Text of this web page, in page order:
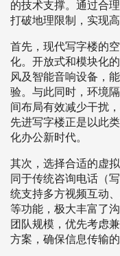
的技术支撑。通过合
打破地理限制，实现
首先，现代写字楼的
化。开放式和模块化
风及智能音响设备，
验。与此同时，环境
间布局有效减少干扰
先进写字楼正是以此
化办公新时代。
其次，选择合适的虚
同于传统咨询电话（
统支持多方视频互动
等功能，极大丰富了
团队规模，优先考虑
方案，确保信息传输的